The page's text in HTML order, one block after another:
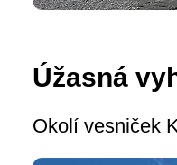
Úžasná
Okolí vesniček